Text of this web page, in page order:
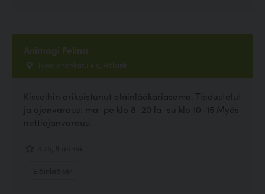
Animagi Felina
Työmiehenkatu 4 c, Helsinki
Kissoihin erikoistunut eläinlääkäriasema. Tiedustelut
ja ajanvaraus: ma–pe klo 8–20 la–su klo 10–15 Myös
nettiajanvaraus.